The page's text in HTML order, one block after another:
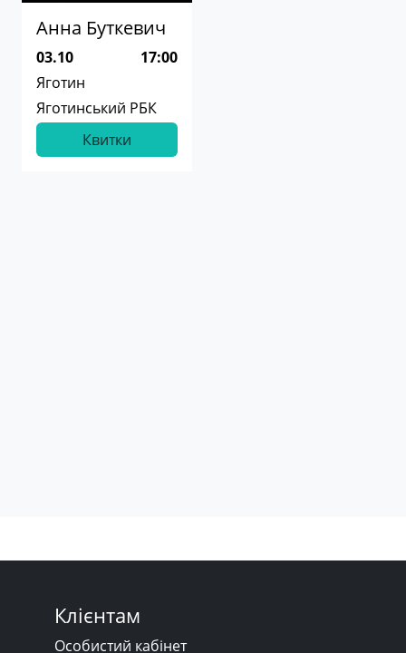
Анна Буткевич
03.10
17:00
Яготин
Яготинський РБК
Квитки
Клієнтам
Особистий кабінет